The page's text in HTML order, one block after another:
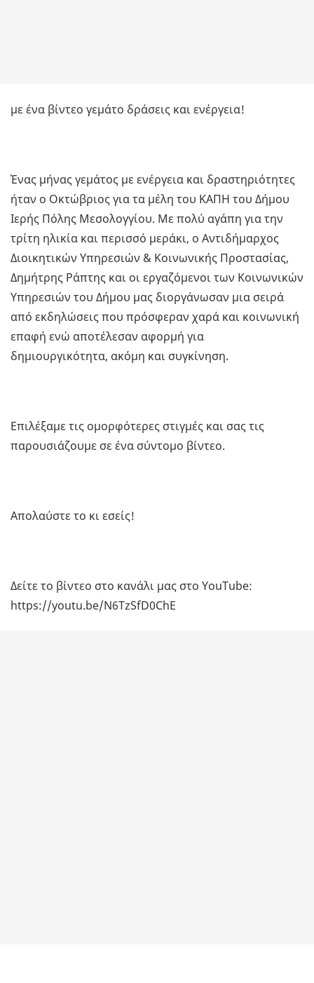
με ένα βίντεο γεμάτο δράσεις και ενέργεια!
Ένας μήνας γεμάτος με ενέργεια και δραστηριότητες
ήταν ο Οκτώβριος για τα μέλη του ΚΑΠΗ του Δήμου
Ιερής Πόλης Μεσολογγίου. Με πολύ αγάπη για την
τρίτη ηλικία και περισσό μεράκι, ο Αντιδήμαρχος
Διοικητικών Υπηρεσιών & Κοινωνικής Προστασίας,
Δημήτρης Ράπτης και οι εργαζόμενοι των Κοινωνικών
Υπηρεσιών του Δήμου μας διοργάνωσαν μια σειρά
από εκδηλώσεις που πρόσφεραν χαρά και κοινωνική
επαφή ενώ αποτέλεσαν αφορμή για
δημιουργικότητα, ακόμη και συγκίνηση.
Επιλέξαμε τις ομορφότερες στιγμές και σας τις
παρουσιάζουμε σε ένα σύντομο βίντεο.
Απολαύστε το κι εσείς!
Δείτε το βίντεο στο κανάλι μας στο YouTube:
https://youtu.be/N6TzSfD0ChE